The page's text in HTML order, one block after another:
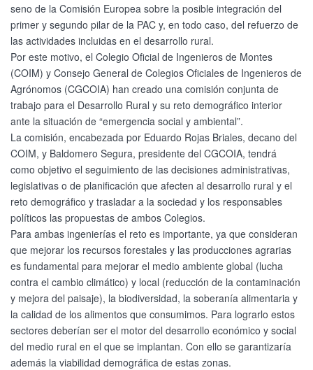
seno de la Comisión Europea sobre la posible integración del
primer y segundo pilar de la PAC y, en todo caso, del refuerzo de
las actividades incluidas en el desarrollo rural.
Por este motivo, el Colegio Oficial de Ingenieros de Montes
(COIM) y Consejo General de Colegios Oficiales de Ingenieros de
Agrónomos (CGCOIA) han creado una comisión conjunta de
trabajo para el Desarrollo Rural y su reto demográfico interior
ante la situación de “emergencia social y ambiental”.
La comisión, encabezada por Eduardo Rojas Briales, decano del
COIM, y Baldomero Segura, presidente del CGCOIA, tendrá
como objetivo el seguimiento de las decisiones administrativas,
legislativas o de planificación que afecten al desarrollo rural y el
reto demográfico y trasladar a la sociedad y los responsables
políticos las propuestas de ambos Colegios.
Para ambas ingenierías el reto es importante, ya que consideran
que mejorar los recursos forestales y las producciones agrarias
es fundamental para mejorar el medio ambiente global (lucha
contra el cambio climático) y local (reducción de la contaminación
y mejora del paisaje), la biodiversidad, la soberanía alimentaria y
la calidad de los alimentos que consumimos. Para lograrlo estos
sectores deberían ser el motor del desarrollo económico y social
del medio rural en el que se implantan. Con ello se garantizaría
además la viabilidad demográfica de estas zonas.